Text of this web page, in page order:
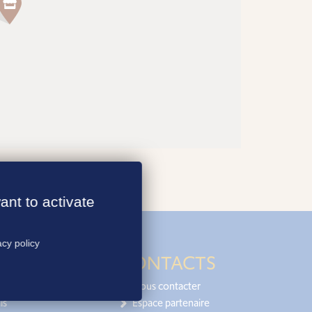
CONTACTS
Nous contacter
Espace partenaire
to activate
policy